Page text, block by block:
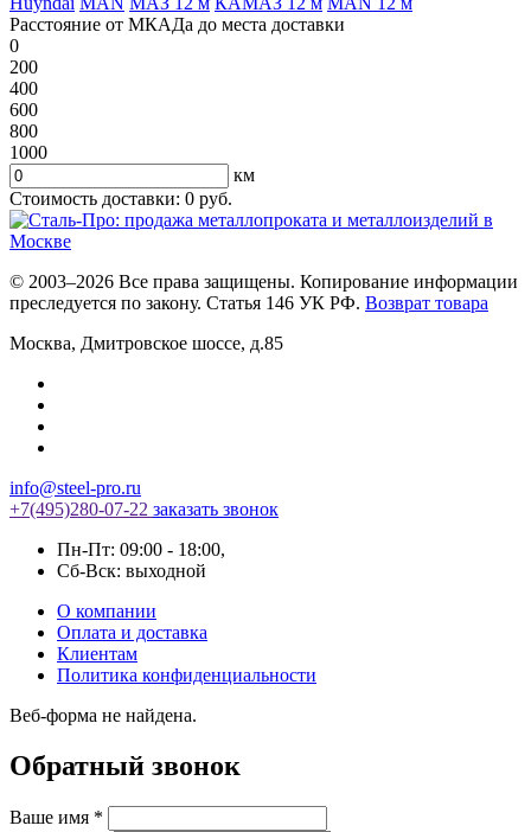
Расстояние от МКАДа до места доставки
0
200
400
600
800
1000
км
Стоимость доставки: 0 руб.
© 2003–2026 Все права защищены. Копирование информации
преследуется по закону. Статья 146 УК РФ. Возврат товара
Москва, Дмитровское шоссе, д.85
info@steel-pro.ru
+7(495)280-07-22 заказать звонок
Пн-Пт: 09:00 - 18:00,
Cб-Вск: выходной
О компании
Оплата и доставка
Клиентам
Политика конфиденциальности
Веб-форма не найдена.
Обратный звонок
Ваше имя *